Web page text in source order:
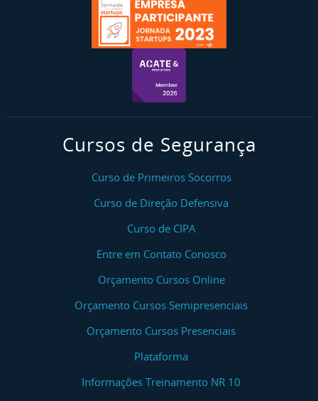
Cursos de Segurança
Curso de Primeiros Socorros
Curso de Direção Defensiva
Curso de CIPA
Entre em Contato Conosco
Orçamento Cursos Online
Orçamento Cursos Semipresenciais
Orçamento Cursos Presenciais
Plataforma
Informações Treinamento NR 10